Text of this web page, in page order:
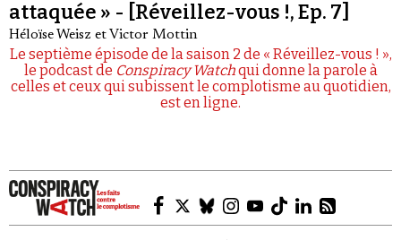
attaquée » - [Réveillez-vous !, Ep. 7]
Héloïse Weisz et Victor Mottin
Le septième épisode de la saison 2 de « Réveillez-vous ! »,
le podcast de Conspiracy Watchqui donne la parole à
celles et ceux qui subissent le complotisme au quotidien,
est en ligne.